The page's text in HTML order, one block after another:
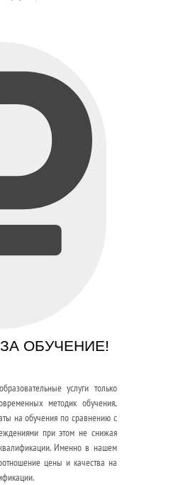
ОБУЧЕНИЕ!
услуги только
методик обучения,
на обучения по сравнению с
при этом не снижая
Именно в нашем
цены и качества на